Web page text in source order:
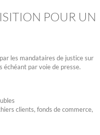
POUR UN
les mandataires de justice sur
échéant par voie de presse.
clients, fonds de commerce,